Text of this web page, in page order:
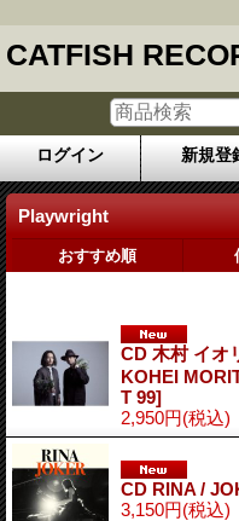
CATFISH
ログイン 新規登
Playwright
おすすめ順
CD 木村 イオ
KOHEI
T 99]
2,950円(税込)
CD RINA /
3,150円(税込)